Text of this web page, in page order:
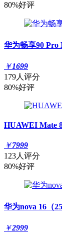
80%好评
华为畅享90 Pro
￥1699
179人评分
80%好评
HUAWEI Mate
￥7999
123人评分
80%好评
华为nova 16（
￥2999